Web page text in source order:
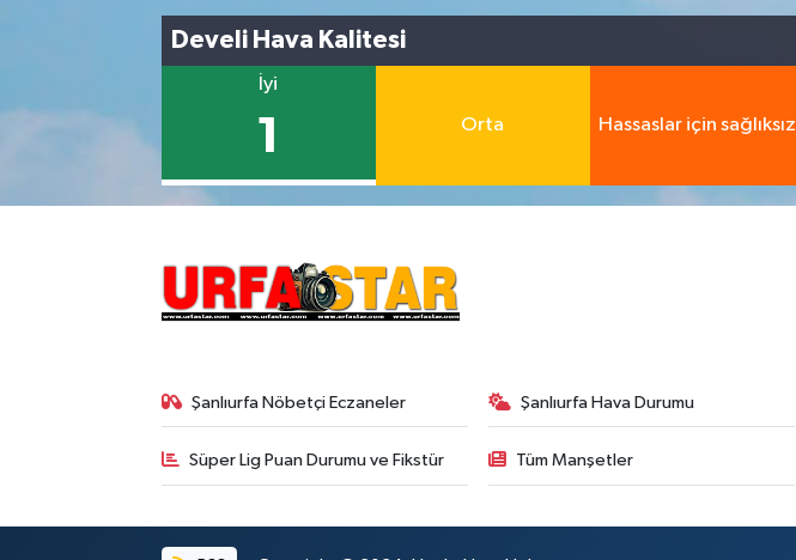
Develi Hava Kalitesi
İyi
1 Orta Hassaslar için sağlıksız
Şanlıurfa Nöbetçi Eczaneler Şanlıurfa Hava Durumu
Süper Lig Puan Durumu ve Fikstür Tüm Manşetler